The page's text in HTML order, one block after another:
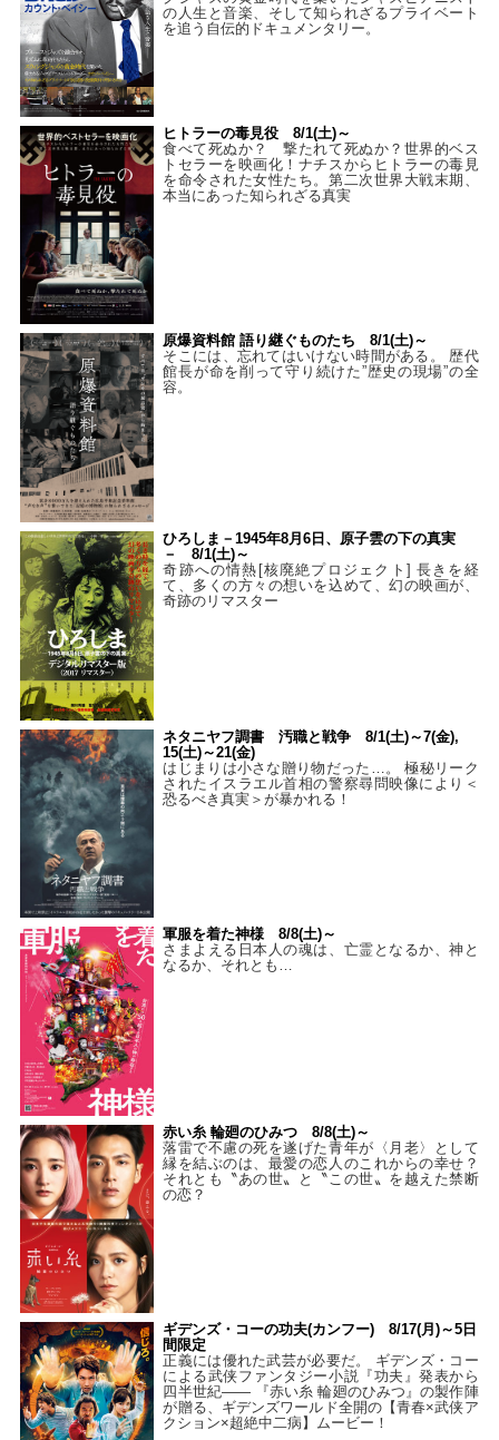
の人生と音楽、そして知られざるプライベート
を追う自伝的ドキュメンタリー。
ヒトラーの毒見役 8/1(土)～
食べて死ぬか？ 撃たれて死ぬか？世界的ベス
トセラーを映画化！ナチスからヒトラーの毒見
を命令された女性たち。第二次世界大戦末期、
本当にあった知られざる真実
原爆資料館 語り継ぐものたち 8/1(土)～
そこには、忘れてはいけない時間がある。 歴代
館長が命を削って守り続けた”歴史の現場”の全
容。
ひろしま－1945年8月6日、原子雲の下の真実
－ 8/1(土)～
奇跡への情熱[核廃絶プロジェクト] 長きを経
て、多くの方々の想いを込めて、幻の映画が、
奇跡のリマスター
ネタニヤフ調書 汚職と戦争 8/1(土)～7(金),
15(土)～21(金)
はじまりは小さな贈り物だった…。 極秘リーク
されたイスラエル首相の警察尋問映像により＜
恐るべき真実＞が暴かれる！
軍服を着た神様 8/8(土)～
さまよえる日本人の魂は、亡霊となるか、神と
なるか、それとも…
赤い糸 輪廻のひみつ 8/8(土)～
落雷で不慮の死を遂げた青年が〈月老〉として
縁を結ぶのは、最愛の恋人のこれからの幸せ？
それとも〝あの世〟と〝この世〟を越えた禁断
の恋？
ギデンズ・コーの功夫(カンフー) 8/17(月)～5日
間限定
正義には優れた武芸が必要だ。 ギデンズ・コー
による武侠ファンタジー小説『功夫』発表から
四半世紀―― 『赤い糸 輪廻のひみつ』の製作陣
が贈る、ギデンズワールド全開の【青春×武侠ア
クション×超絶中二病】ムービー！